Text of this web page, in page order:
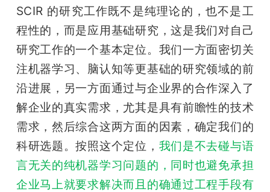
SCIR 的研究工作既不是纯理论的，也不是工
程性的，而是应用基础研究，这是我们对自己
研究工作的一个基本定位。我们一方面密切关
注机器学习、脑认知等更基础的研究领域的前
沿进展，另一方面通过与企业界的合作深入了
解企业的真实需求，尤其是具有前瞻性的技术
需求，然后综合这两方面的因素，确定我们的
科研选题。按照这个定位， 我们是不去碰与语
言无关的纯机器学习问题的，同时也避免承担
企业马上就要求解决而且的确通过工程手段有